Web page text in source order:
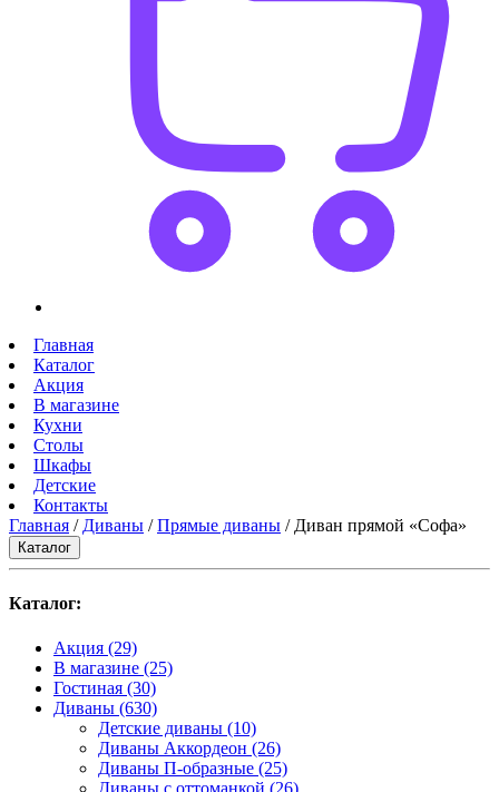
Главная
Каталог
Акция
В магазине
Кухни
Столы
Шкафы
Детские
Контакты
Главная / Диваны /Прямые диваны / Диван прямой «Софа»
Каталог
Каталог:
Акция (29)
В магазине (25)
Гостиная (30)
Диваны (630)
Детские диваны (10)
Диваны Аккордеон (26)
Диваны П-образные (25)
Диваны с оттоманкой (26)